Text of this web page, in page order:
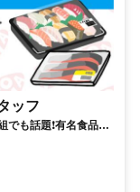
ッフ
も話題❗︎有名食品ス